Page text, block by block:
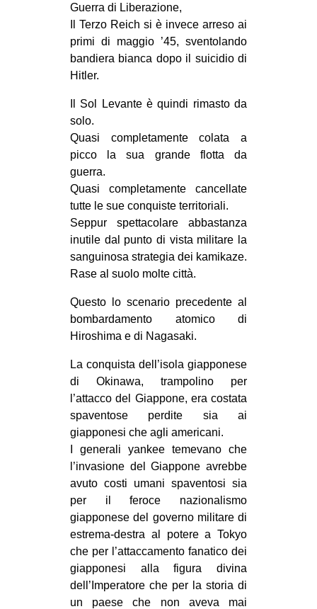
MEDIO ORIENTE
MONDO
EVENTI
tw
bsky
ms
SEARCH
Guerra di Liberazione,
Il Terzo Reich si è invece arreso ai
primi di maggio ’45, sventolando
bandiera bianca dopo il suicidio di
Hitler.
Il Sol Levante è quindi rimasto da
solo.
Quasi completamente colata a
picco la sua grande flotta da
guerra.
Quasi completamente cancellate
tutte le sue conquiste territoriali.
Seppur spettacolare abbastanza
inutile dal punto di vista militare la
sanguinosa strategia dei kamikaze.
Rase al suolo molte città.
Questo lo scenario precedente al
bombardamento atomico di
Hiroshima e di Nagasaki.
La conquista dell’isola giapponese
di Okinawa, trampolino per
l’attacco del Giappone, era costata
spaventose perdite sia ai
giapponesi che agli americani.
I generali yankee temevano che
l’invasione del Giappone avrebbe
avuto costi umani spaventosi sia
per il feroce nazionalismo
giapponese del governo militare di
estrema-destra al potere a Tokyo
che per l’attaccamento fanatico dei
giapponesi alla figura divina
dell’Imperatore che per la storia di
un paese che non aveva mai